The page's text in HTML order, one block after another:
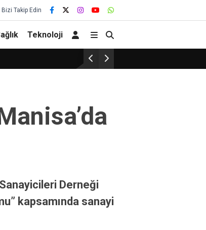
Bizi Takip Edin
Teknoloji
Derneği
kapsamında sanayi